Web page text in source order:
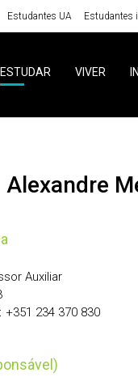
Estudantes UA Estudantes
ESTUDAR VIVER
Alexandre
Auxiliar
+351 234 370 830